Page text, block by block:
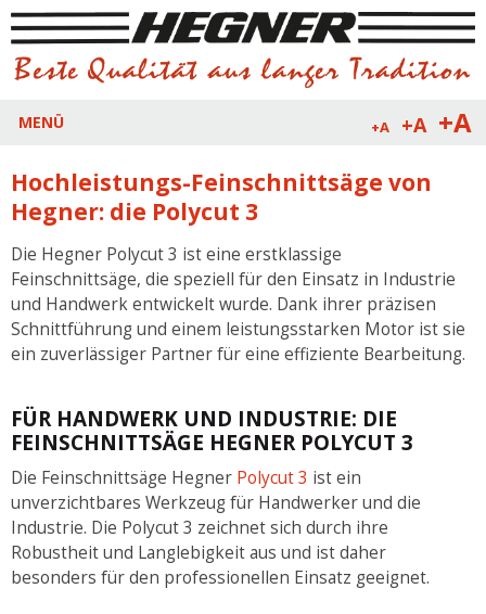
+A +A +A
MENÜ
Hochleistungs-Feinschnittsäge von
Hegner: die Polycut 3
Die Hegner Polycut 3 ist eine erstklassige
Feinschnittsäge, die speziell für den Einsatz in Industrie
und Handwerk entwickelt wurde. Dank ihrer präzisen
Schnittführung und einem leistungsstarken Motor ist sie
ein zuverlässiger Partner für eine effiziente Bearbeitung.
FÜR HANDWERK UND INDUSTRIE: DIE
FEINSCHNITTSÄGE HEGNER POLYCUT 3
Die Feinschnittsäge Hegner Polycut 3 ist ein
unverzichtbares Werkzeug für Handwerker und die
Industrie. Die Polycut 3 zeichnet sich durch ihre
Robustheit und Langlebigkeit aus und ist daher
besonders für den professionellen Einsatz geeignet.